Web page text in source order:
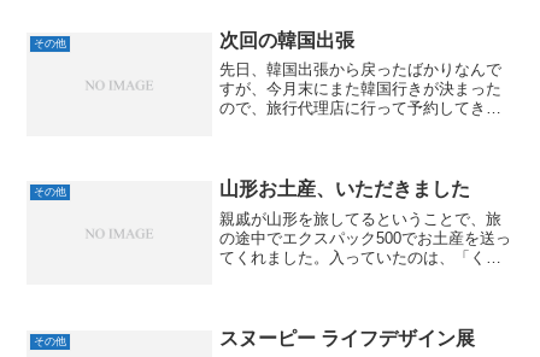
月は間違いなく上京...
その他 次回の韓国出張
先日、韓国出張から戻ったばかりなんで
すが、今月末にまた韓国行きが決まった
ので、旅行代理店に行って予約してきま
ばん良さそうだったのは...
その他 山形お土産、いただきました
親戚が山形を旅してるということで、旅
の途中でエクスパック500でお土産を送っ
てくれました。入っていたのは、「くぢ
洋館やういろうとも微...
その他 スヌーピー ライフデザイン展